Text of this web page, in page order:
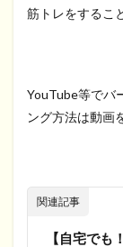
筋トレをするこ
YouTube等でバ
ング方法は動画
関連記事
【自宅でも